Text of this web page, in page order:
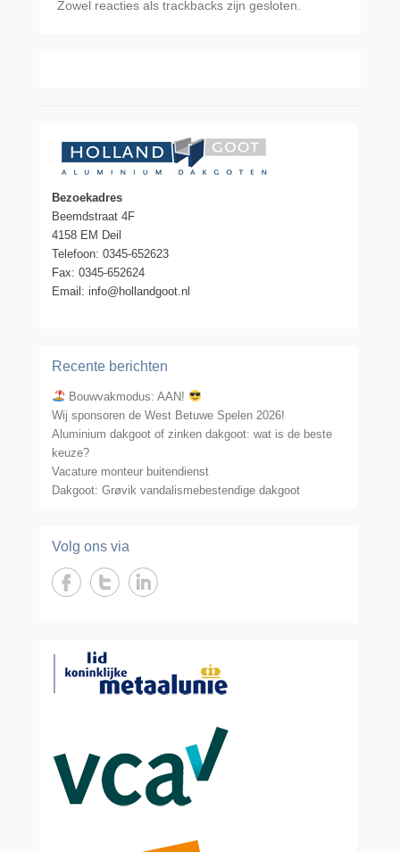
Zowel reacties als trackbacks zijn gesloten.
Bezoekadres
Beemdstraat 4F
4158 EM Deil
Telefoon: 0345-652623
Fax: 0345-652624
Email: info@hollandgoot.nl
Recente berichten
Bouwvakmodus: AAN!
Wij sponsoren de West Betuwe Spelen 2026!
Aluminium dakgoot of zinken dakgoot: wat is de beste
keuze?
Vacature monteur buitendienst
Dakgoot: Grøvik vandalismebestendige dakgoot
Volg ons via